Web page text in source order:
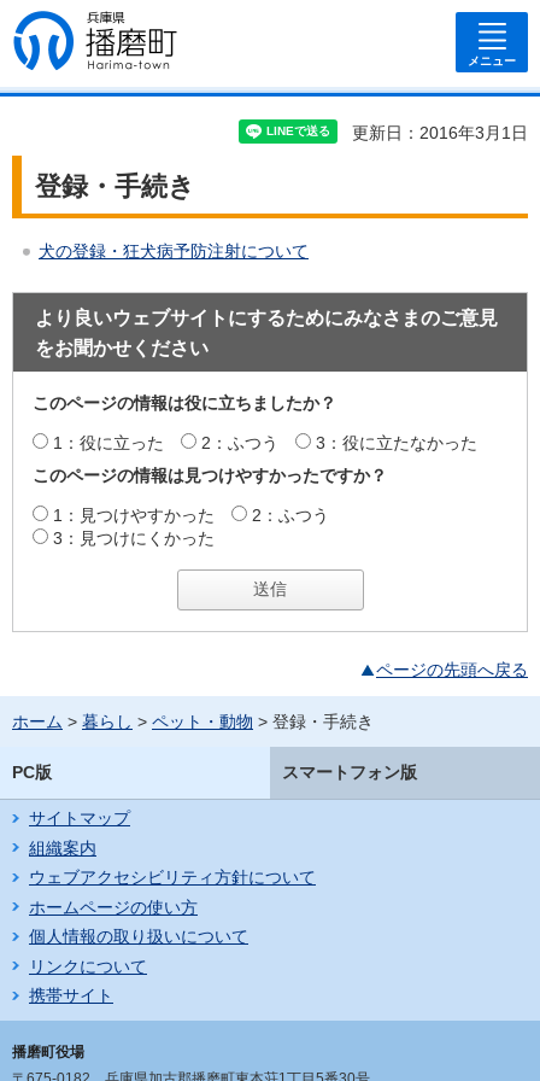
兵庫県 播磨
町
メニュー
更新日：2016年3月1日
登録・手続き
犬の登録・狂犬病予防注射について
より良いウェブサイトにするためにみなさまのご意見
をお聞かせください
このページの情報は役に立ちましたか？
1：役に立った 2：ふつう
3：役に立たなかった
このページの情報は見つけやすかったですか？
1：見つけやすかった
2：ふつう
3：見つけにくかった
ページの先頭へ戻る
ホーム > 暮らし > ペット・動物 > 登録・手続き
PC版 スマートフォン版
サイトマップ
組織案内
ウェブアクセシビリティ方針について
ホームページの使い方
個人情報の取り扱いについて
リンクについて
携帯サイト
播磨町役場